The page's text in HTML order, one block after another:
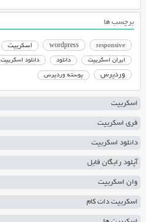
برچسب ها
responsive
wordpress اسکریپت
ایران اسکریپت دانلود دانلود اسکریپت
وردپرس پوسته وردپرس
اسکریپت
فری اسکریپت
دانلود اسکریپت
آپلود رایگان فایل
وان اسکریپت
اسکریپت دات کام